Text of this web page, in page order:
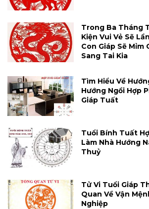
Trong Ba Tháng
Kiện Vui Vẻ Sẽ
Con Giáp Sẽ Mỉm
Sang Tai Kia
Tìm Hiểu Về
Hướng Ngồi Hợp
Giáp Tuất
Tuổi Bính Tuất
Làm Nhà Hướng
Thuỷ
Tử Vi Tuổi Giáp
Quan Về Vận
Nghiệp